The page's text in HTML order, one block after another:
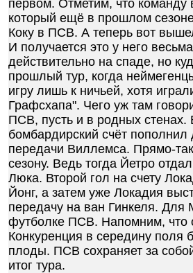
первом. Отметим, что команду
который ещё в прошлом
Коку в ПСВ. А теперь вот
И получается это у него
действительно на спаде, но
прошлый тур, когда
игру лишь к ничьей, хотя
Графсхапа". Чего уж там
ПСВ, пусть и в родных
бомбардирский счёт
передачи Виллемса. Прямо-
сезону. Ведь тогда Йетро
Люка. Второй гол на счету
Йонг, а затем уже Локадия
передачу на ван Гинкеля. Для
футболке ПСВ. Напомним, что
Конкуренция в середину поля
плоды. ПСВ сохраняет за
итог тура.